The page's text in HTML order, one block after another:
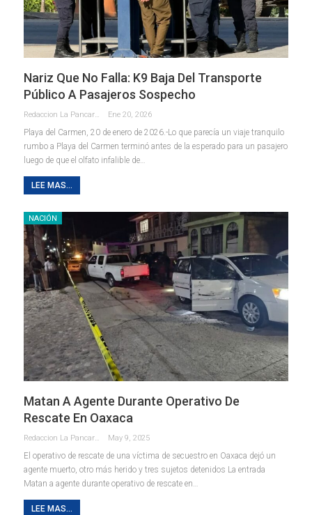
Nariz Que No Falla: K9 Baja Del Transporte
Público A Pasajeros Sospecho
Redaccion La Pancarta De Quintana Roo Ene 20, 2026
Playa del Carmen, 20 de enero de 2026.-Lo que parecía un viaje tranquilo
rumbo a Playa del Carmen terminó antes de la esperado para un pasajero
luego de que el olfato infalible de…
LEE MAS...
NACIÓN
Matan A Agente Durante Operativo De
Rescate En Oaxaca
Redaccion La Pancarta De Quintana Roo May 9, 2025
El operativo de rescate de una víctima de secuestro en Oaxaca dejó un
agente muerto, otro más herido y tres sujetos detenidos La entrada
Matan a agente durante operativo de rescate en…
LEE MAS...